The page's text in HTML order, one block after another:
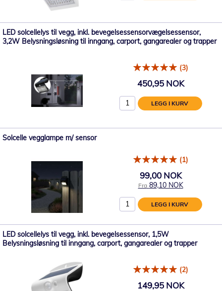
LED solcellelys til vegg, inkl. bevegelsessensorvægelsessensor,
3,2W Belysningsløsning til inngang, carport, gangarealer og trapper
(3)
450,95 NOK
LEGG I KURV
Solcelle vegglampe m/ sensor
(1)
99,00 NOK
Fra 89,10 NOK
LEGG I KURV
LED solcellelys til vegg, inkl. bevegelsessensor, 1,5W
Belysningsløsning til inngang, carport, gangarealer og trapper
(2)
149,95 NOK